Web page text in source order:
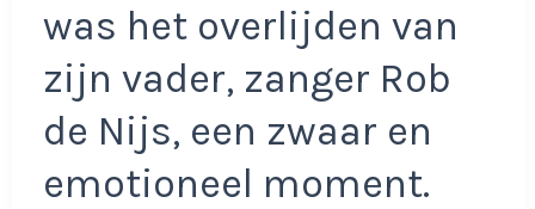
was het overlijden van
zijn vader, zanger Rob
de Nijs, een zwaar en
emotioneel moment.